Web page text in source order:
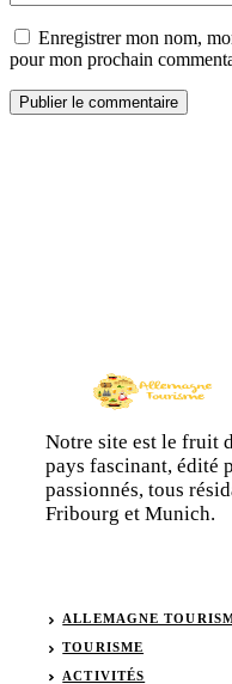
Enregistrer mon nom,
pour mon prochain
Notre site est le fruit
pays fascinant, édité
passionnés, tous
Fribourg et Munich.
ALLEMAGNE
TOURISME
ACTIVITÉS